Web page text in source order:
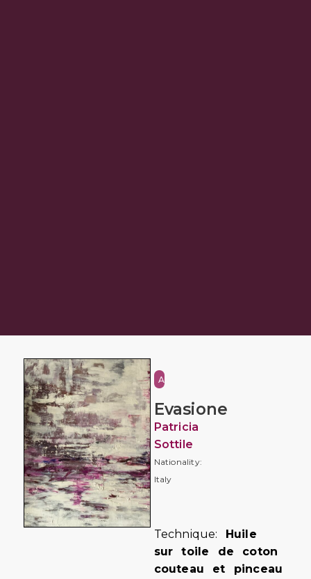
Abstraction
Evasione
Patricia
Sottile
Nationality:
Italy
Technique: Huile
sur toile de coton
couteau et pinceau